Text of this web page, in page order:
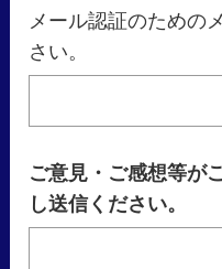
メール認証のための
さい。
ご意見・ご感想等が
し送信ください。